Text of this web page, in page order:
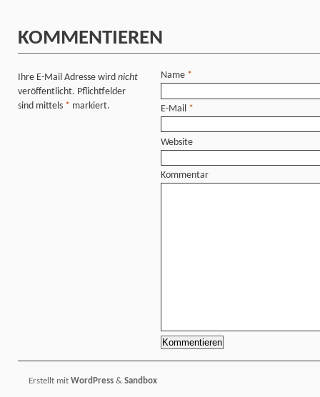
KOMMENTIEREN
Ihre E-Mail Adresse wird nicht
veröffentlicht. Pflichtfelder
sind mittels * markiert.
Name *
E-Mail *
Website
Kommentar
Erstellt mit WordPress & Sandbox